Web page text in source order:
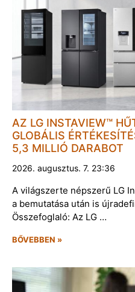
AZ LG INSTAVIEW™
GLOBÁLIS
5,3 MILLIÓ DARABOT
2026. augusztus. 7. 23:36
A világszerte népszerű LG
a bemutatása után is
Összefoglaló: Az LG …
BŐVEBBEN »